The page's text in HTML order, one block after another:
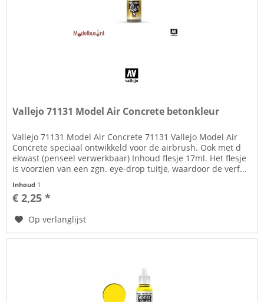
Vallejo 71131 Model Air Concrete betonkleur
Vallejo 71131 Model Air Concrete 71131 Vallejo Model Air
Concrete speciaal ontwikkeld voor de airbrush. Ook met d
ekwast (penseel verwerkbaar) Inhoud flesje 17ml. Het flesje
is voorzien van een zgn. eye-drop tuitje, waardoor de verf...
Inhoud 1
€ 2,25 *
Op verlanglijst